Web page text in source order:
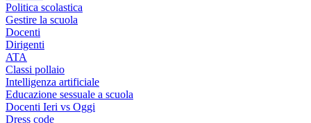
Politica scolastica
Gestire la scuola
Docenti
Dirigenti
ATA
Classi pollaio
Intelligenza artificiale
Educazione sessuale a scuola
Docenti Ieri vs Oggi
Dress code